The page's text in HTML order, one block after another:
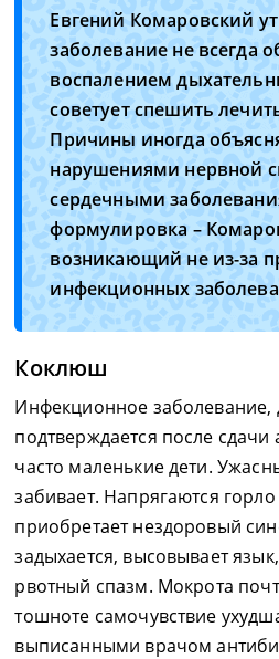
Евгений Комаровский
заболевание не всегда
воспалением
советует спешить
Причины иногда
нарушениями нервной
сердечными
формулировка –
возникающий не из-за
инфекционных
Коклюш
Инфекционное заболевание,
подтверждается после
часто маленькие дети.
забивает. Напрягаются
приобретает нездоровый
задыхается, высовывает
рвотный спазм. Мокрота
тошноте самочувствие
выписанными врачом